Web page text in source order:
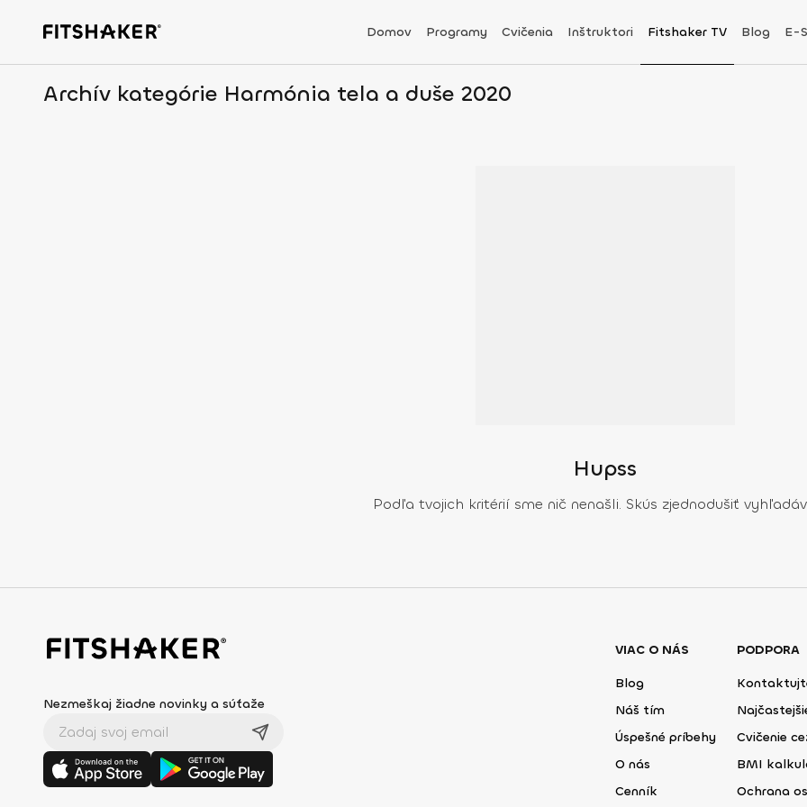
Domov Programy Cvičenia Inštruktori Fitshaker TV Blog E-
Archív kategórie Harmónia tela a duše 2020
Hupss
Podľa tvojich kritérií sme nič nenašli. Skús zjednodušiť
Nezmeškaj žiadne novinky a súťaže
VIAC O NÁS
Blog
Náš tím
Úspešné príbehy
O nás
Cenník
PODPORA
Cvičenie
BMI
Ochrana